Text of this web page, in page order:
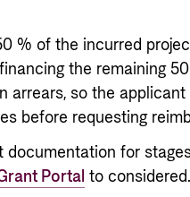
% of the incurred
the remaining
arrears, so the
before requesting
for
Portal to considered.